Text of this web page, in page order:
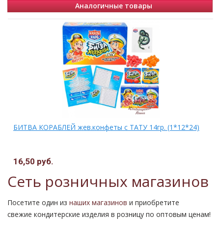
Аналогичные товары
БИТВА КОРАБЛЕЙ жев.конфеты с ТАТУ 14гр. (1*12*24)
16,50 руб.
Сеть розничных магазинов
Посетите один из наших магазинов и приобретите
свежие кондитерские изделия в розницу по оптовым ценам!